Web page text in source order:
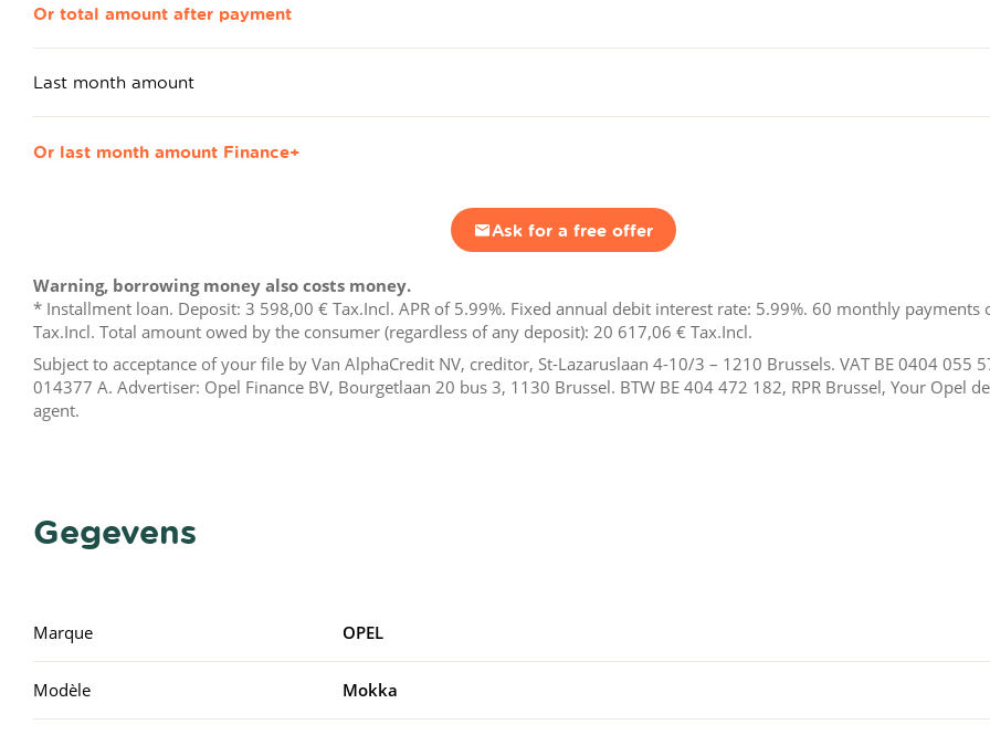
Or total amount after payment
Last month amount
Or last month amount Finance+
Ask for a free offer
Warning, borrowing money also costs money.
* Installment loan. Deposit: 3 598,00 € Tax.Incl. APR of 5.99%. Fixed annual debit interest rate: 5.99%. 60 monthly payments
Tax.Incl. Total amount owed by the consumer (regardless of any deposit): 20 617,06 € Tax.Incl.
Subject to acceptance of your file by Van AlphaCredit NV, creditor, St-Lazaruslaan 4-10/3 – 1210 Brussels. VAT BE 0404 055
014377 A. Advertiser: Opel Finance BV, Bourgetlaan 20 bus 3, 1130 Brussel. BTW BE 404 472 182, RPR Brussel, Your Opel
agent.
Gegevens
Marque OPEL
Modèle Mokka